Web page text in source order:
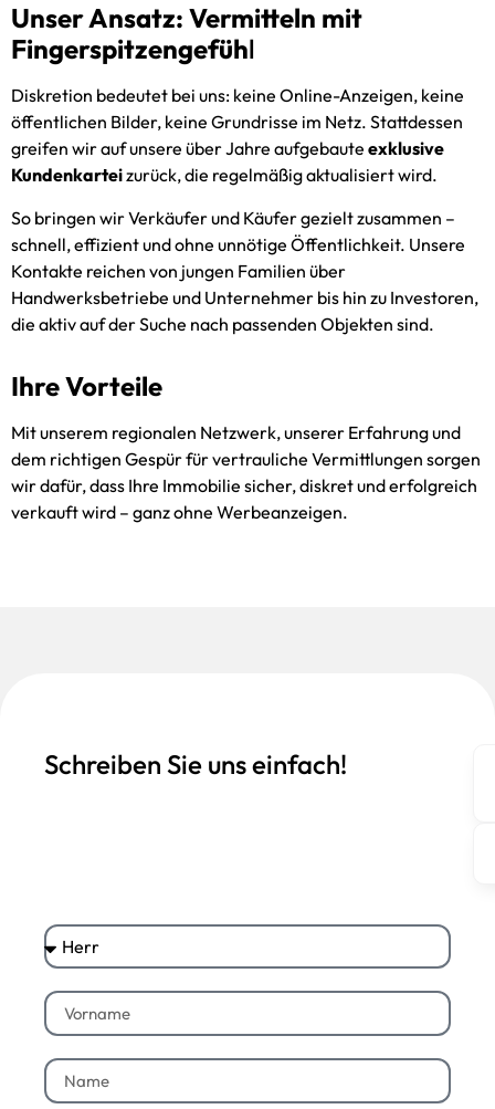
Unser Ansatz: Vermitteln mit
Fingerspitzengefühl
Diskretion bedeutet bei uns: keine Online-Anzeigen, keine
öffentlichen Bilder, keine Grundrisse im Netz. Stattdessen
greifen wir auf unsere über Jahre aufgebaute exklusive
Kundenkarteizurück, die regelmäßig aktualisiert wird.
So bringen wir Verkäufer und Käufer gezielt zusammen –
schnell, effizient und ohne unnötige Öffentlichkeit. Unsere
Kontakte reichen von jungen Familien über
Handwerksbetriebe und Unternehmer bis hin zu Investoren,
die aktiv auf der Suche nach passenden Objekten sind.
Ihre Vorteile
Mit unserem regionalen Netzwerk, unserer Erfahrung und
dem richtigen Gespür für vertrauliche Vermittlungen sorgen
wir dafür, dass Ihre Immobilie sicher, diskret und erfolgreich
verkauft wird – ganz ohne Werbeanzeigen.
Schreiben Sie uns einfach!